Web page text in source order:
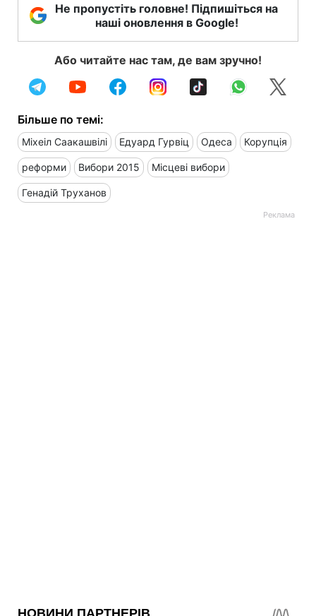
Не пропустіть головне! Підпишіться на
наші оновлення в Google!
Або читайте нас там, де вам зручно!
Більше по темі:
Міхеіл Саакашвілі Едуард Гурвіц Одеса Корупція
реформи Вибори 2015 Місцеві вибори
Генадій Труханов